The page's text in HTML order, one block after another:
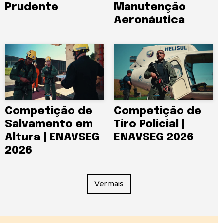
Prudente
Manutenção
Aeronáutica
Competição de
Salvamento em
Altura | ENAVSEG
2026
Competição de
Tiro Policial |
ENAVSEG 2026
Ver mais